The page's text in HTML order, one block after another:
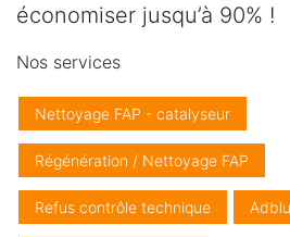
économiser jusqu’à 90% !
Nos services
Nettoyage FAP - catalyseur
Régénération / Nettoyage FAP
Refus contrôle technique